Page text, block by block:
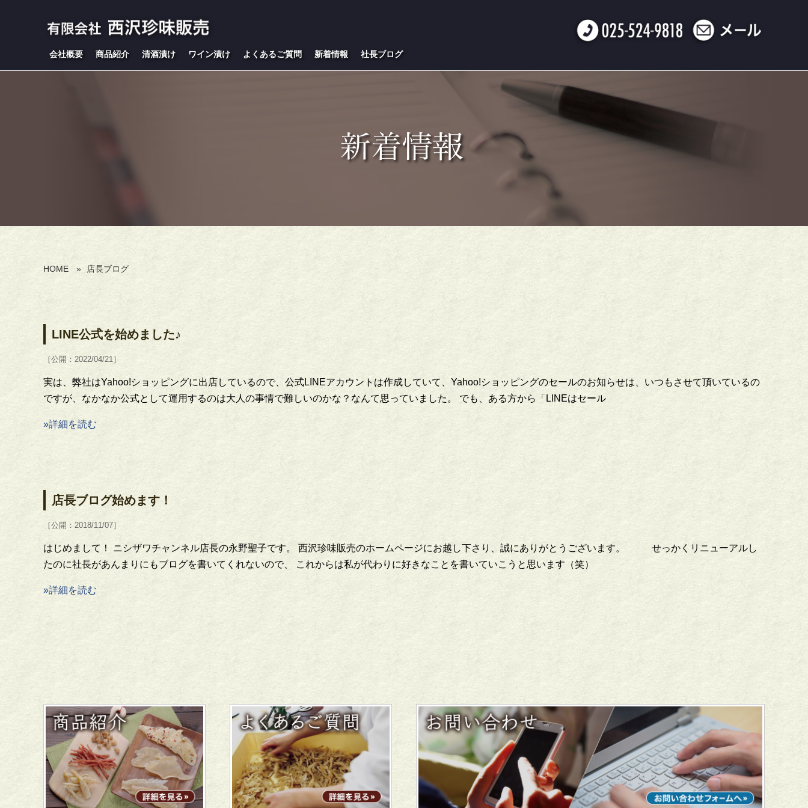
会社概要 商品紹介 清酒漬け ワイン漬け よくあるご質問 新着情報 社長ブログ
HOME » 店長ブログ
LINE公式を始めました♪
［公開：2022/04/21］
実は、弊社はYahoo!ショッピングに出店しているので、公式LINEアカウントは作成していて、Yahoo!ショッピングのセールのお知らせは、いつもさせて頂いているの
ですが、なかなか公式として運用するのは大人の事情で難しいのかな？なんて思っていました。 でも、ある方から「LINEはセール
»詳細を読む
店長ブログ始めます！
［公開：2018/11/07］
はじめまして！ ニシザワチャンネル店長の永野聖子です。 西沢珍味販売のホームページにお越し下さり、誠にありがとうございます。 せっかくリニューアルし
たのに社長があんまりにもブログを書いてくれないので、 これからは私が代わりに好きなことを書いていこうと思います（笑）
»詳細を読む